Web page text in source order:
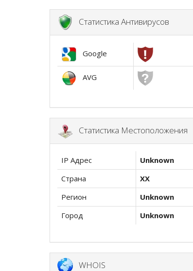
Статистика Антивирусов
Google
AVG
Статистика Местоположения
IP Адрес
Unknown
Страна
XX
Регион
Unknown
Город
Unknown
WHOIS